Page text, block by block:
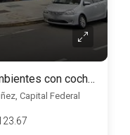
Departamento en venta de 4 ambientes con cochera en Núñez
Capital Federal